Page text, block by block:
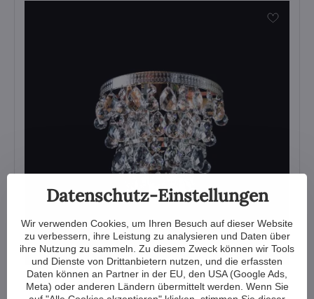
Wandleuchte TX317100002
Datenschutz-Einstellungen
Wir verwenden Cookies, um Ihren Besuch auf dieser Website
zu verbessern, ihre Leistung zu analysieren und Daten über
ihre Nutzung zu sammeln. Zu diesem Zweck können wir Tools
und Dienste von Drittanbietern nutzen, und die erfassten
Daten können an Partner in der EU, den USA (Google Ads,
Meta) oder anderen Ländern übermittelt werden. Wenn Sie